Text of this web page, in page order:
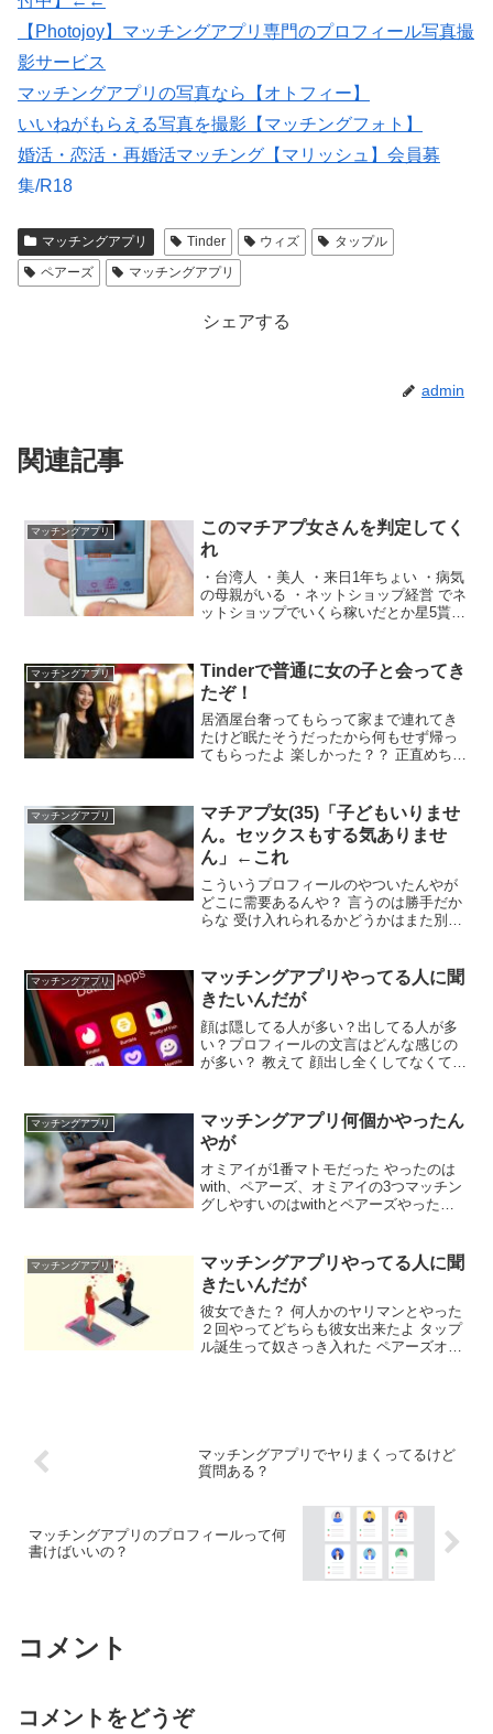
【Photojoy】マッチングアプリ専門のプロフィール写真撮
影サービス
マッチングアプリの写真なら【オトフィー】
いいねがもらえる写真を撮影【マッチングフォト】
婚活・恋活・再婚活マッチング【マリッシュ】会員募
集/R18
出会いマッチングサイトPCMAX(18禁)
マッチングアプリ Tinder ウィズ
タップル
ペアーズ
マッチングアプリ
シェアする
admin
関連記事
マッチングアプリ
このマチアプ女さんを判定してく
れ
・台湾人 ・美人 ・来日1年ちょい ・病気
の母親がいる ・ネットショップ経営 でネ
ットショップでいくら稼いだとか星5貰っ
が汚いからか？ ・めっちゃ結婚したい言
ってる
マッチングアプリ
Tinderで普通に女の子と会ってき
たぞ！
居酒屋台奢ってもらって家まで連れてき
たけど眠たそうだったから何もせず帰っ
てもらったよ 楽しかった？？ 正直めちゃ
ですね。 次会う約束とかはしたの？ 家が
徒歩1分ぐらいだから近所の公園散歩しよ
うやとは言った 手出してないなら次も会
える
マッチングアプリ
マチアプ女(35)「子どもいりませ
ん。セックスもする気ありませ
ん」←これ
こういうプロフィールのやついたんやが
どこに需要あるんや？ 言うのは勝手だか
らな 受け入れられるかどうかはまた別の
かも 1人なんじゃこりゃと思ったのは結
婚だけしたいです、別居でいいです
マッチングアプリ
マッチングアプリやってる人に聞
きたいんだが
顔は隠してる人が多い？出してる人が多
い？プロフィールの文言はどんな感じの
が多い？ 教えて 顔出し全くしてなくても
る人はどのくらいいるの？ 会ったらガッ
カリされるから素を公開しろ 顔ださんと
なかなかできんぞ
マッチングアプリ
マッチングアプリ何個かやったん
やが
オミアイが1番マトモだった やったのは
with、ペアーズ、オミアイの3つマッチン
グしやすいのはwithとペアーズやったけ
幅広くオミアイは少し高めの印象
マッチングアプリ
マッチングアプリやってる人に聞
きたいんだが
彼女できた？ 何人かのヤリマンとやった
２回やってどちらも彼女出来たよ タップ
ル誕生って奴さっき入れた ペアーズオヌ
マッチングアプリでヤりまくってるけど
質問ある？
マッチングアプリのプロフィールって何
書けばいいの？
コメント
コメントをどうぞ